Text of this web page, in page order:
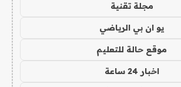
مجلة تقنية
يو ان بي الرياضي
موقع حالة للتعليم
اخبار 24 ساعة